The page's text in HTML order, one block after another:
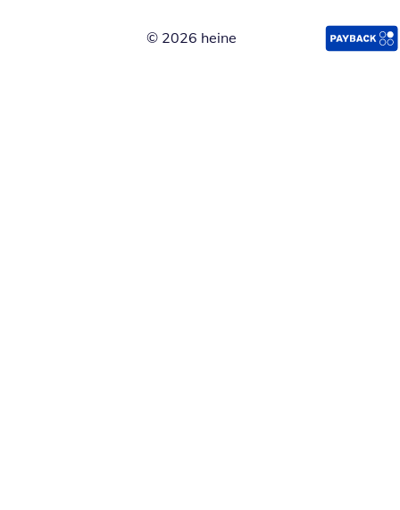
© 2026 heine